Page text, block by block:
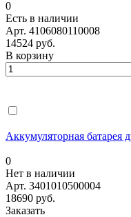
0
Есть в наличии
Арт. 4106080110008
14524 руб.
В корзину
Аккумуляторная батарея
0
Нет в наличии
Арт. 3401010500004
18690 руб.
Заказать